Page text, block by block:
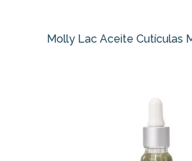
Molly Lac Aceite Cutículas